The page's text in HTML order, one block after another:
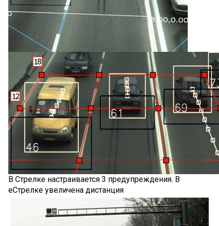
В Стрелке настраивается 3 предупреждения. В
еСтрелке увеличена дистанция